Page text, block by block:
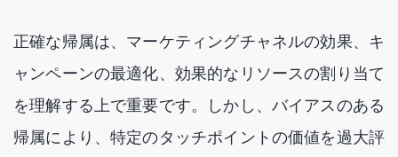
正確な帰属は、マーケティングチャネルの効果、キ
ャンペーンの最適化、効果的なリソースの割り当て
を理解する上で重要です。しかし、バイアスのある
帰属により、特定のタッチポイントの価値を過大評